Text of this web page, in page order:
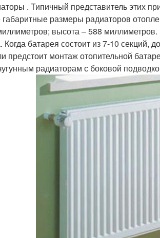
. Типичный представитель этих
габаритные размеры радиаторов
высота – 588
Когда батарея состоит из 7-10
предстоит монтаж отопительной
радиаторам с боковой